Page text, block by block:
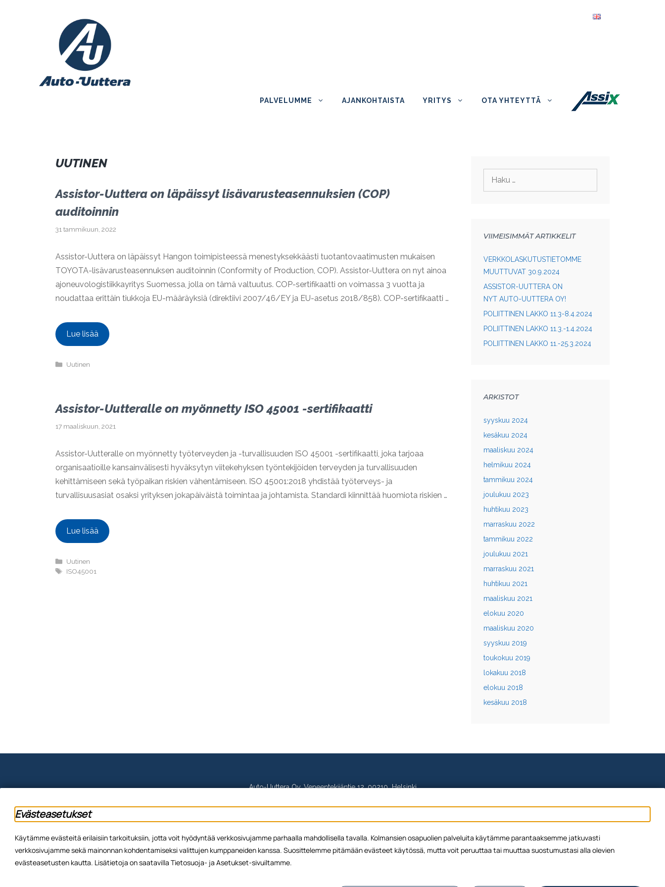
PALVELUMME AJANKOHTAISTA YRITYS OTA YHTEYTTÄ
UUTINEN
Assistor-Uuttera on läpäissyt lisävarusteasennuksien (COP)
auditoinnin
31 tammikuun, 2022
Assistor-Uuttera on läpäissyt Hangon toimipisteessä menestyksekkäästi tuotantovaatimusten mukaisen
TOYOTA-lisävarusteasennuksen auditoinnin (Conformity of Production, COP). Assistor-Uuttera on nyt ainoa
ajoneuvologistiikkayritys Suomessa, jolla on tämä valtuutus. COP-sertifikaatti on voimassa 3 vuotta ja
noudattaa erittäin tiukkoja EU-määräyksiä (direktiivi 2007/46/EY ja EU-asetus 2018/858). COP-sertifikaatti …
Lue lisää
Kategoriat
Uutinen
Assistor-Uutteralle on myönnetty ISO 45001 -sertifikaatti
17 maaliskuun, 2021
Assistor-Uutteralle on myönnetty työterveyden ja -turvallisuuden ISO 45001 -sertifikaatti, joka tarjoaa
organisaatioille kansainvälisesti hyväksytyn viitekehyksen työntekijöiden terveyden ja turvallisuuden
kehittämiseen sekä työpaikan riskien vähentämiseen. ISO 45001:2018 yhdistää työterveys- ja
turvallisuusasiat osaksi yrityksen jokapäiväistä toimintaa ja johtamista. Standardi kiinnittää huomiota riskien …
Lue lisää
Kategoriat
Uutinen
Avainsanat
ISO45001
VIIMEISIMMÄT ARTIKKELIT
VERKKOLASKUTUSTIETOMME
MUUTTUVAT 30.9.2024
ASSISTOR-UUTTERA ON
NYT AUTO-UUTTERA OY!
POLIITTINEN LAKKO 11.3-8.4.2024
POLIITTINEN LAKKO 11.3.-1.4.2024
POLIITTINEN LAKKO 11.-25.3.2024
ARKISTOT
syyskuu 2024
kesäkuu 2024
maaliskuu 2024
helmikuu 2024
tammikuu 2024
joulukuu 2023
huhtikuu 2023
marraskuu 2022
tammikuu 2022
joulukuu 2021
marraskuu 2021
huhtikuu 2021
maaliskuu 2021
elokuu 2020
maaliskuu 2020
syyskuu 2019
toukokuu 2019
lokakuu 2018
elokuu 2018
kesäkuu 2018
Auto-Uuttera Oy, Veneentekijäntie 12, 00210 Helsinki
p. 020 144 2280, asiakaspalvelu@auto-uuttera.fi
Yhteystiedot Evästepolitiikka Tietosuojaseloste
Evästeasetukset
Käytämme evästeitä erilaisiin tarkoituksiin, jotta voit hyödyntää verkkosivujamme parhaalla mahdollisella tavalla. Kolmansien osapuolien palveluita käytämme parantaaksemme jatkuvasti
verkkosivujamme sekä mainonnan kohdentamiseksi valittujen kumppaneiden kanssa. Suosittelemme pitämään evästeet käytössä, mutta voit peruuttaa tai muuttaa suostumustasi alla olevien
evästeasetusten kautta. Lisätietoja on saatavilla Tietosuoja- ja Asetukset-sivuiltamme.